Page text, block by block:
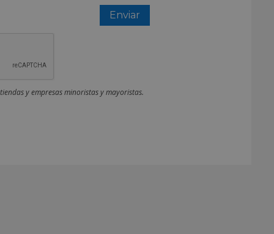
y empresas minoristas y mayoristas.